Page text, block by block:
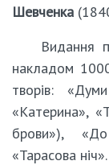
Шевченка
Видання
накладом
творів:
«Катерина»,
брови»), «До
«Тарасова ніч».